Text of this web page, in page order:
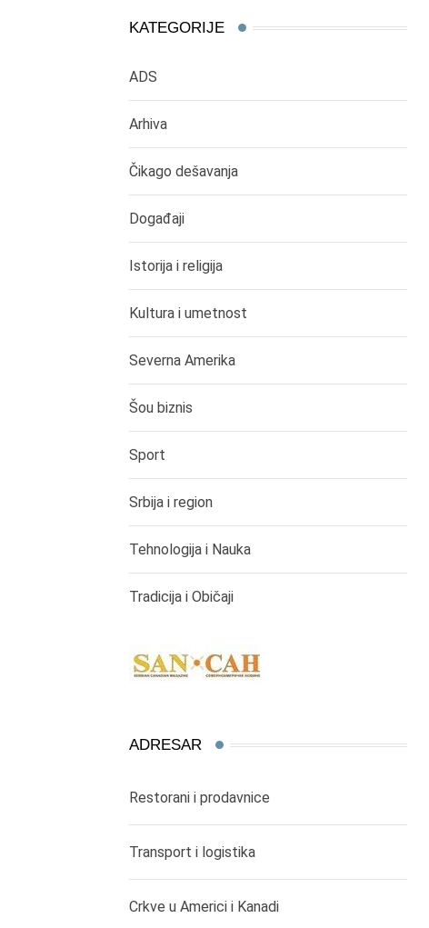
KATEGORIJE
ADS
Arhiva
Čikago dešavanja
Događaji
Istorija i religija
Kultura i umetnost
Severna Amerika
Šou biznis
Sport
Srbija i region
Tehnologija i Nauka
Tradicija i Običaji
ADRESAR
Restorani i prodavnice
Transport i logistika
Crkve u Americi i Kanadi